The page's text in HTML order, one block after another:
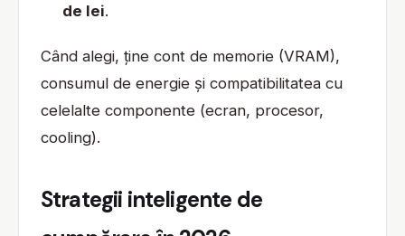
de lei.
Când alegi, ține cont de memorie (VRAM),
consumul de energie și compatibilitatea cu
celelalte componente (ecran, procesor,
cooling).
Strategii inteligente de